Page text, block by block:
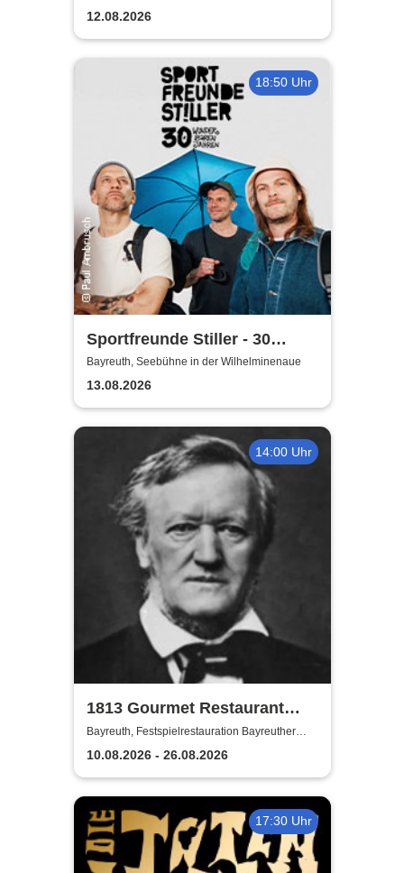
12.08.2026
18:50 Uhr
Sportfreunde Stiller - 30
wunderbaren Jahren
Bayreuth, Seebühne in der Wilhelminenaue
13.08.2026
14:00 Uhr
1813 Gourmet Restaurant
2026
Bayreuth, Festspielrestauration Bayreuther
Festspiele
10.08.2026 - 26.08.2026
17:30 Uhr